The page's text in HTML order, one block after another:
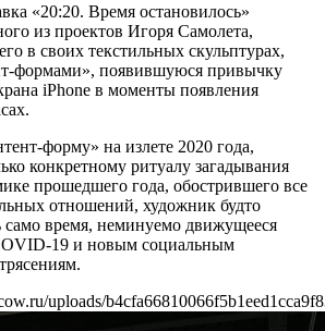
«20:20. Время остановилось»
из проектов Игоря Самолета,
в своих текстильных скульптурах,
формами», появившуюся привычку
iPhone в моменты появления
форму» на излете 2020 года,
конкретному ритуалу загадывания
прошедшего года, обострившего все
отношений, художник будто
само время, неминуемо движущееся
19 и новым социальным
uploads/